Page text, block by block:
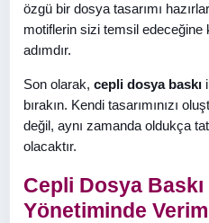
özgü bir dosya tasarımı
motiflerin sizi temsil
adımdır.
Son olarak, cepli dosya baskı
bırakın. Kendi tasarımınızı
değil, aynı zamanda oldukça
olacaktır.
Cepli Dosya
Yönetiminde